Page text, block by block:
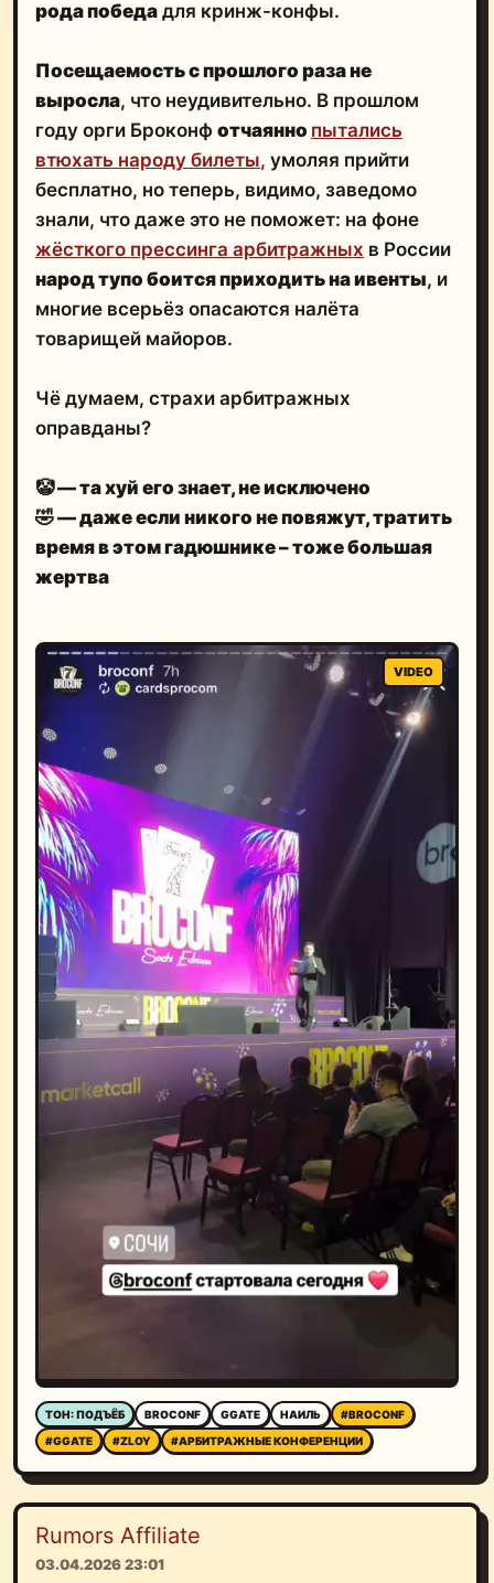
рода победа для кринж-конфы.
Посещаемость с прошлого раза не
выросла, что неудивительно. В прошлом
году орги Броконф отчаянно пытались
втюхать народу билеты, умоляя прийти
бесплатно, но теперь, видимо, заведомо
знали, что даже это не поможет: на фоне
жёсткого прессинга арбитражных в России
народ тупо боится приходить на ивенты, и
многие всерьёз опасаются налёта
товарищей майоров.
Чё думаем, страхи арбитражных
оправданы?
🤡 — та хуй его знает, не исключено
🤣— даже если никого не повяжут, тратить
время в этом гадюшнике – тоже большая
жертва
ТОН: ПОДЪЁБ BROCONF GGATE НАИЛЬ
#BROCONF
#GGATE
#ZLOY #АРБИТРАЖНЫЕ КОНФЕРЕНЦИИ
Rumors Affiliate
03.04.2026 23:01